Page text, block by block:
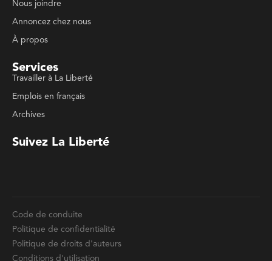
Services
Travailler à La Liberté
Emplois en français
Suivez La Liberté